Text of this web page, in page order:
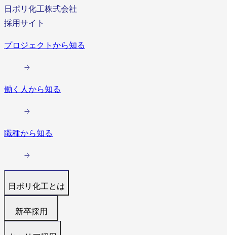
日ポリ化工株式会社
採用サイト
プロジェクトから知る
働く人から知る
職種から知る
日ポリ化工とは
トップ
新卒採用